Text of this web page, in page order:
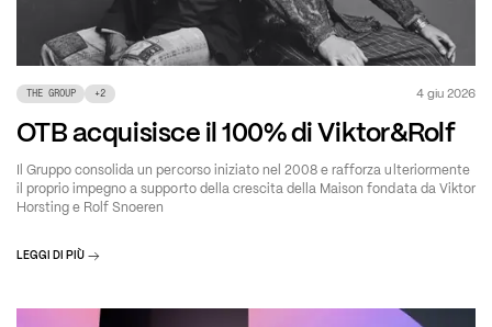
THE GROUP +2 4 giu 2026
OTB acquisisce il 100% di Viktor&Rolf
Il Gruppo consolida un percorso iniziato nel 2008 e rafforza ulteriormente
il proprio impegno a supporto della crescita della Maison fondata da Viktor
Horsting e Rolf Snoeren
LEGGI DI PIÙ